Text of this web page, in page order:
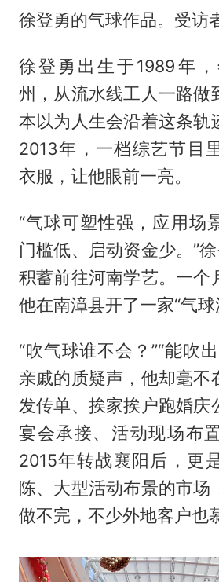
徐登勇的气球作品。受访
徐登勇出生于1989年
州，从流水线工人一路做
本以为人生会沿着这条轨
2013年，一档综艺节目
衣服，让他眼前一亮。
“气球可塑性强，应用场
门槛低、启动资金少。”
积蓄前往河南学艺。一个
他在南漳县开了一家“气球
“吹气球谁不会？”“能吹
亲戚的质疑声，他却毫不
发传单、挨家挨户跑婚庆
宴会承接、活动现场布
2015年转战襄阳后，更
陈、大型活动布景的市场
做不完，不少外地客户也